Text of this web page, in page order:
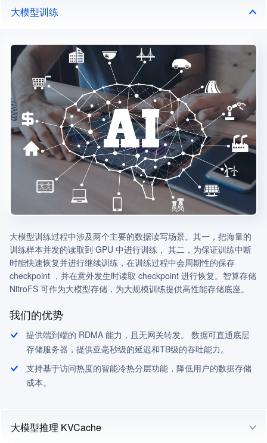
大模型训练
大模型训练过程中涉及两个主要的数据读写场景。其一，把海量的
训练样本并发的读取到 GPU 中进行训练， 其二，为保证训练中断
时能快速恢复并进行继续训练，在训练过程中会周期性的保存
checkpoint ，并在意外发生时读取 checkpoint 进行恢复。智算存储
NitroFS 可作为大模型存储，为大规模训练提供高性能存储底座。
我们的优势
提供端到端的 RDMA 能力，且无网关转发。 数据可直通底层
存储服务器，提供亚毫秒级的延迟和TB级的吞吐能力。
支持基于访问热度的智能冷热分层功能，降低用户的数据存储
成本。
大模型推理 KVCache